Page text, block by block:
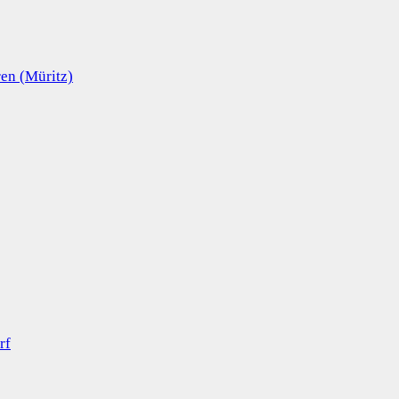
(Müritz)